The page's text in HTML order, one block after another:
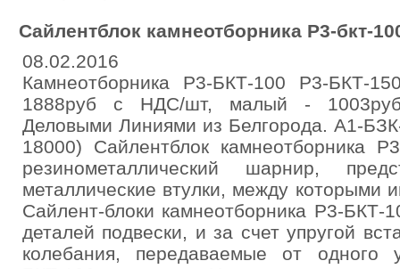
Сайлентблок камнеотборника Р3-бкт-
08.02.2016
Камнеотборника Р3-БКТ-100 Р3-БКТ-
1888руб с НДС/шт, малый -
Деловыми Линиями из Белгорода. А1-
18000) Сайлентблок камнеотборника
резинометаллический шарнир,
металлические втулки, между которыми
Сайлент-блоки камнеотборника Р3-БКТ-
деталей подвески, и за счет упругой
колебания, передаваемые от одного